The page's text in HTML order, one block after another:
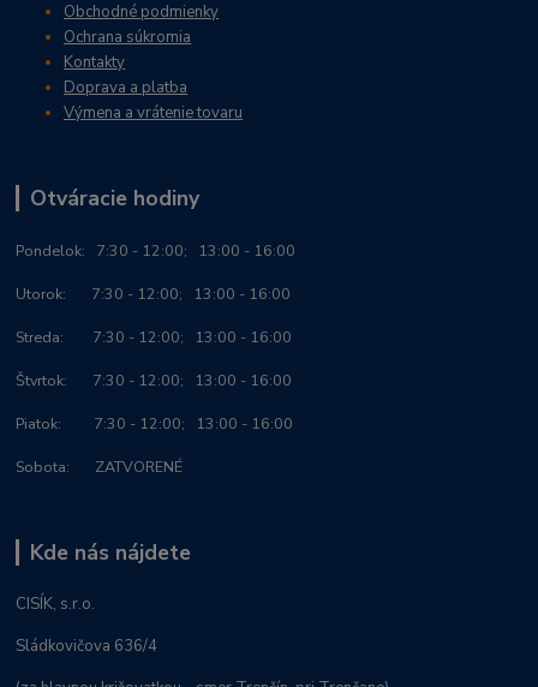
Obchodné podmienky
Ochrana súkromia
Kontakty
Doprava a platba
Výmena a vrátenie tovaru
Otváracie hodiny
Pondelok: 7:30 - 12:00; 13:00 - 16:00
Utorok: 7:30 - 12:00; 13:00 - 16:00
Streda: 7:30 - 12:00; 13:00 - 16:00
Štvrtok: 7:30 - 12:00; 13:00 - 16:00
Piatok: 7:30 - 12:00; 13:00 - 16:00
Sobota: ZATVORENÉ
Kde nás nájdete
CISÍK, s.r.o.
Sládkovičova 636/4